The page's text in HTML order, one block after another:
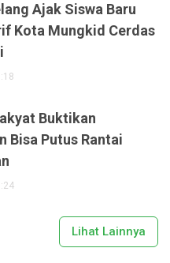
Ajak Siswa Baru
Kota Mungkid Cerdas
Buktikan
Bisa Putus Rantai
Lihat Lainnya